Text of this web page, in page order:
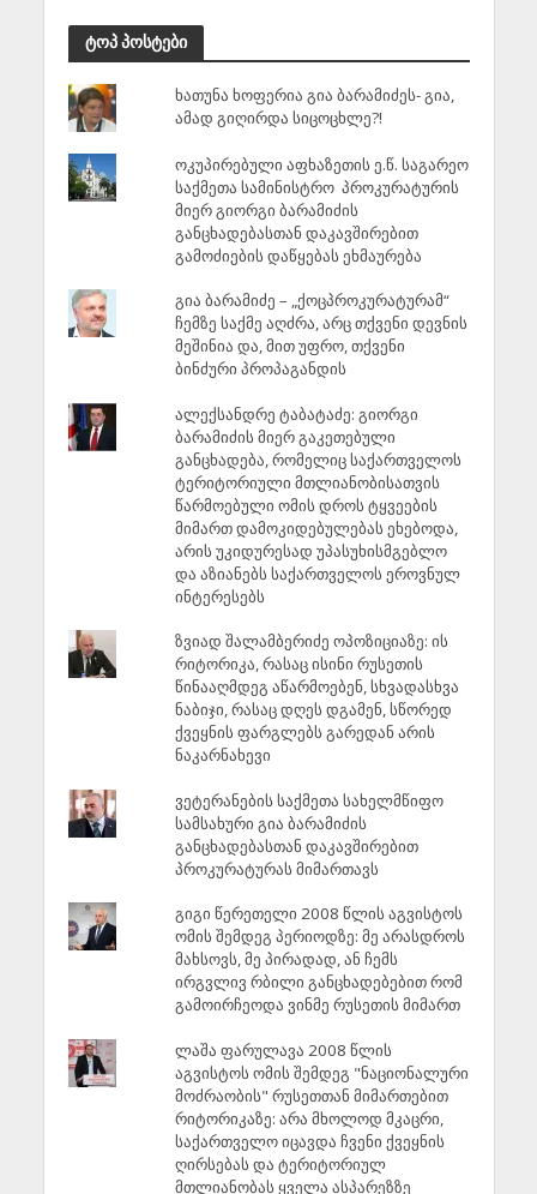
ტოპ პოსტები
ხათუნა ხოფერია გია ბარამიძეს- გია,
ამად გიღირდა სიცოცხლე?!
ოკუპირებული აფხაზეთის ე.წ. საგარეო
საქმეთა სამინისტრო პროკურატურის
მიერ გიორგი ბარამიძის
განცხადებასთან დაკავშირებით
გამოძიების დაწყებას ეხმაურება
გია ბარამიძე – „ქოცპროკურატურამ“
ჩემზე საქმე აღძრა, არც თქვენი დევნის
მეშინია და, მით უფრო, თქვენი
ბინძური პროპაგანდის
ალექსანდრე ტაბატაძე: გიორგი
ბარამიძის მიერ გაკეთებული
განცხადება, რომელიც საქართველოს
ტერიტორიული მთლიანობისათვის
წარმოებული ომის დროს ტყვეების
მიმართ დამოკიდებულებას ეხებოდა,
არის უკიდურესად უპასუხისმგებლო
და აზიანებს საქართველოს ეროვნულ
ინტერესებს
ზვიად შალამბერიძე ოპოზიციაზე: ის
რიტორიკა, რასაც ისინი რუსეთის
წინააღმდეგ აწარმოებენ, სხვადასხვა
ნაბიჯი, რასაც დღეს დგამენ, სწორედ
ქვეყნის ფარგლებს გარედან არის
ნაკარნახევი
ვეტერანების საქმეთა სახელმწიფო
სამსახური გია ბარამიძის
განცხადებასთან დაკავშირებით
პროკურატურას მიმართავს
გიგი წერეთელი 2008 წლის აგვისტოს
ომის შემდეგ პერიოდზე: მე არასდროს
მახსოვს, მე პირადად, ან ჩემს
ირგვლივ რბილი განცხადებებით რომ
გამოირჩეოდა ვინმე რუსეთის მიმართ
ლაშა ფარულავა 2008 წლის
აგვისტოს ომის შემდეგ "ნაციონალური
მოძრაობის" რუსეთთან მიმართებით
რიტორიკაზე: არა მხოლოდ მკაცრი,
საქართველო იცავდა ჩვენი ქვეყნის
ღირსებას და ტერიტორიულ
მთლიანობას ყველა ასპარეზზე